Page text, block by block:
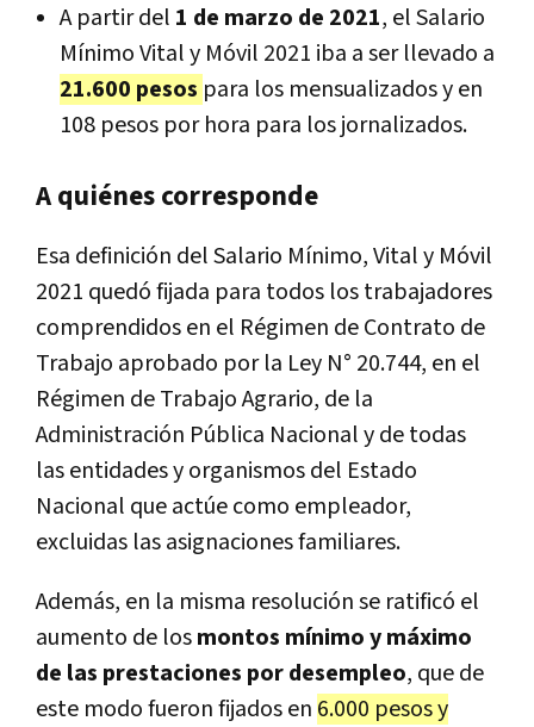
A partir del 1 de marzo de 2021, el Salario
Mínimo Vital y Móvil 2021 iba a ser llevado a
21.600 pesos para los mensualizados y en
108 pesos por hora para los jornalizados.
A quiénes corresponde
Esa definición del Salario Mínimo, Vital y Móvil
2021 quedó fijada para todos los trabajadores
comprendidos en el Régimen de Contrato de
Trabajo aprobado por la Ley N° 20.744, en el
Régimen de Trabajo Agrario, de la
Administración Pública Nacional y de todas
las entidades y organismos del Estado
Nacional que actúe como empleador,
excluidas las asignaciones familiares.
Además, en la misma resolución se ratificó el
aumento de losmontos mínimo y máximo
de las prestaciones por desempleo, que de
este modo fueron fijados en 6.000 pesos y